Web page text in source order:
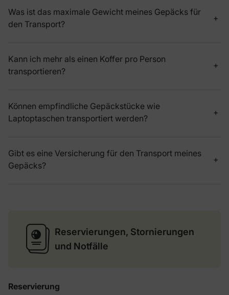
Was ist das maximale Gewicht meines Gepäcks für
den Transport?
Kann ich mehr als einen Koffer pro Person
transportieren?
Können empfindliche Gepäckstücke wie
Laptoptaschen transportiert werden?
Gibt es eine Versicherung für den Transport meines
Gepäcks?
Reservierungen, Stornierungen
und Notfälle
Reservierung